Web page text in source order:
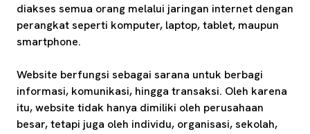
diakses semua orang melalui jaringan internet dengan
perangkat seperti komputer, laptop, tablet, maupun
smartphone.
Website berfungsi sebagai sarana untuk berbagi
informasi, komunikasi, hingga transaksi. Oleh karena
itu, website tidak hanya dimiliki oleh perusahaan
besar, tetapi juga oleh individu, organisasi, sekolah,